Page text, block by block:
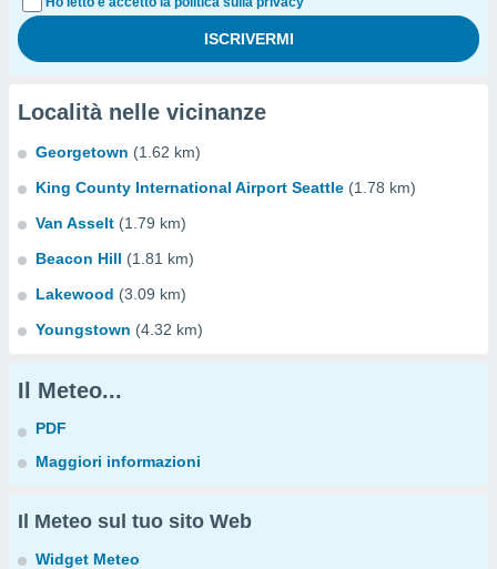
Località nelle vicinanze
Georgetown (1.62 km)
King County International Airport Seattle (1.78 km)
Van Asselt (1.79 km)
Beacon Hill (1.81 km)
Lakewood (3.09 km)
Youngstown (4.32 km)
Il Meteo...
PDF
Maggiori informazioni
Il Meteo sul tuo sito Web
Widget Meteo